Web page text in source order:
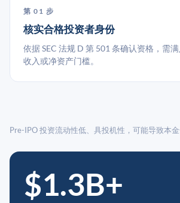
第 01 步
核实合格投资者身份
依据 SEC 法规 D 第 501 条确认资格，需满
收入或净资产门槛。
Pre-IPO 投资流动性低、具投机性，可能导致本金
$1.3B+